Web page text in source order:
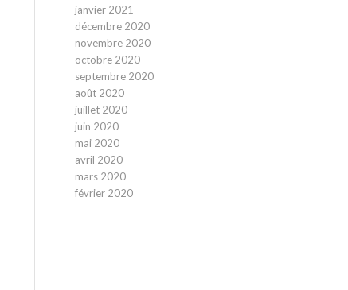
janvier 2021
décembre 2020
novembre 2020
octobre 2020
septembre 2020
août 2020
juillet 2020
juin 2020
mai 2020
avril 2020
mars 2020
février 2020